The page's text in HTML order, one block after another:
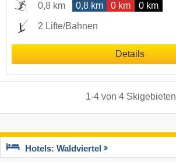
0,8 km
0,8 km 0 km 0 km
2 Lifte/Bahnen
Details
1-4von 4 Skigebieten
Hotels: Waldviertel